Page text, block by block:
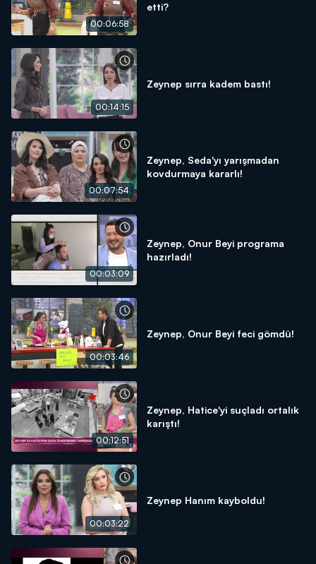
00:06:58
etti?
00:14:15
Zeynep sırra kadem bastı!
00:07:54
Zeynep, Seda'yı yarışmadan
kovdurmaya kararlı!
00:03:09
Zeynep, Onur Beyi programa
hazırladı!
00:03:46
Zeynep, Onur Beyi feci gömdü!
00:12:51
Zeynep, Hatice'yi suçladı ortalık
karıştı!
00:03:22
Zeynep Hanım kayboldu!